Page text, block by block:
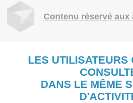
Contenu réservé aux
LES UTILISATEURS
DANS LE MÊME